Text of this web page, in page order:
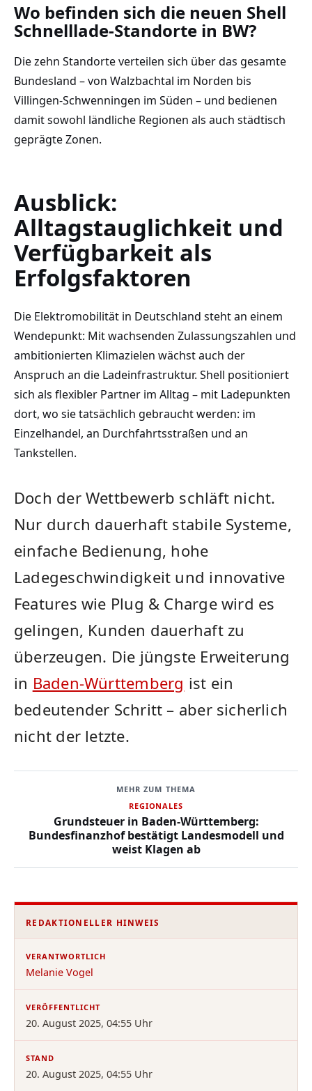
Wo befinden sich die neuen Shell
Schnelllade-Standorte in BW?
Die zehn Standorte verteilen sich über das gesamte
Bundesland – von Walzbachtal im Norden bis
Villingen-Schwenningen im Süden – und bedienen
damit sowohl ländliche Regionen als auch städtisch
geprägte Zonen.
Ausblick:
Alltagstauglichkeit und
Verfügbarkeit als
Erfolgsfaktoren
Die Elektromobilität in Deutschland steht an einem
Wendepunkt: Mit wachsenden Zulassungszahlen und
ambitionierten Klimazielen wächst auch der
Anspruch an die Ladeinfrastruktur. Shell positioniert
sich als flexibler Partner im Alltag – mit Ladepunkten
dort, wo sie tatsächlich gebraucht werden: im
Einzelhandel, an Durchfahrtsstraßen und an
Tankstellen.
Doch der Wettbewerb schläft nicht.
Nur durch dauerhaft stabile Systeme,
einfache Bedienung, hohe
Ladegeschwindigkeit und innovative
Features wie Plug & Charge wird es
gelingen, Kunden dauerhaft zu
überzeugen. Die jüngste Erweiterung
in Baden-Württemberg ist ein
bedeutender Schritt – aber sicherlich
nicht der letzte.
MEHR ZUM THEMA
REGIONALES
Grundsteuer in Baden-Württemberg:
Bundesfinanzhof bestätigt Landesmodell und
weist Klagen ab
REDAKTIONELLER HINWEIS
VERANTWORTLICH
Melanie Vogel
VERÖFFENTLICHT
20. August 2025, 04:55 Uhr
STAND
20. August 2025, 04:55 Uhr